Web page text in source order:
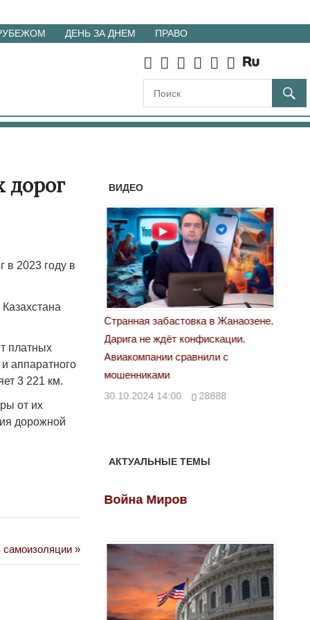
ДЕНЬ ЗА ДНЕМ ПРАВО
дорог
в 2023 году в
платных
аппаратного
3 221 км.
от их
дорожной
самоизоляции
ВИДЕО
с
«Новый Казахстан не говорит всей
правды»
29.10.2024 09:00 39623
АКТУАЛЬНЫЕ ТЕМЫ
Война Миров